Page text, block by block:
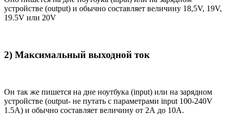
устройстве (output) и обычно составляет величину 18,5V, 19V,
19.5V или 20V
2) Максимальный выходной ток
Он так же пишется на дне ноутбука (input) или на зарядном
устройстве (output- не путать с параметрами input 100-240V
1.5A) и обычно составляет величину от 2А до 10A.